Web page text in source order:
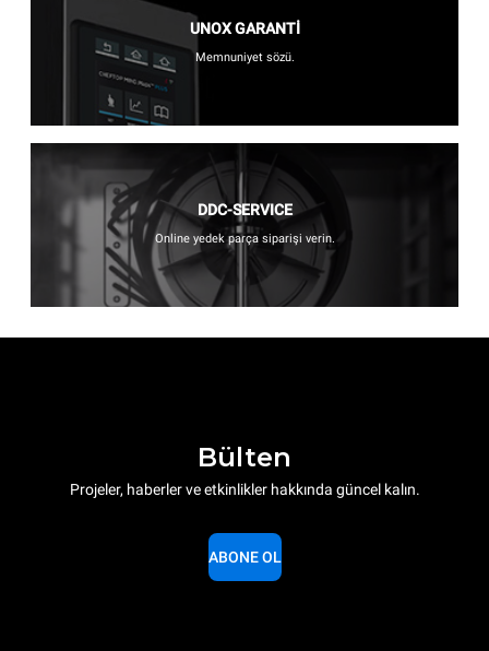
UNOX GARANTİ
Memnuniyet sözü.
DDC-SERVICE
Online yedek parça siparişi verin.
Bülten
Projeler, haberler ve etkinlikler hakkında güncel kalın.
ABONE OL